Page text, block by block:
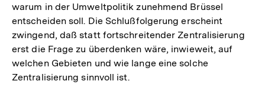
warum in der Umweltpolitik zunehmend Brüssel
entscheiden soll. Die Schlußfolgerung erscheint
zwingend, daß statt fortschreitender Zentralisierung
erst die Frage zu überdenken wäre, inwieweit, auf
welchen Gebieten und wie lange eine solche
Zentralisierung sinnvoll ist.